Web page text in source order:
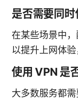
是否需要同时
在某些场景中
以提升上网体验
使用 VPN 是
大多数服务都